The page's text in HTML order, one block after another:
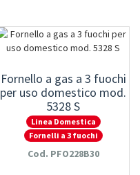
Fornello a gas a 3 fuochi
per uso domestico mod.
5328 S
Linea Domestica
Fornelli a 3 fuochi
Cod. PFO228B30